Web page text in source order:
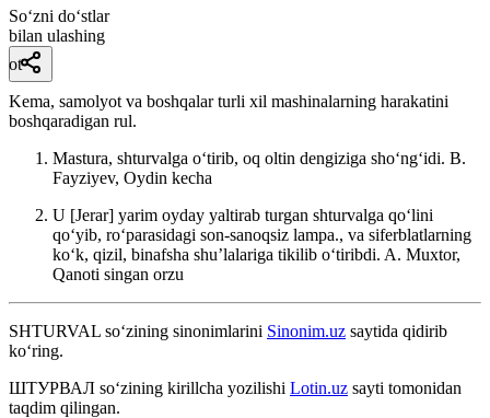
So‘zni do‘stlar
bilan ulashing
ot
Kema, samolyot va boshqalar turli xil mashinalarning harakatini
boshqaradigan rul.
Mastura, shturvalga oʻtirib, oq oltin dengiziga shoʻngʻidi. B.
Fayziyev, Oydin kecha
U [Jerar] yarim oyday yaltirab turgan shturvalga qoʻlini
qoʻyib, roʻparasidagi son-sanoqsiz lampa., va siferblatlarning
koʻk, qizil, binafsha shuʼlalariga tikilib oʻtiribdi. A. Muxtor,
Qanoti singan orzu
SHTURVAL so‘zining sinonimlarini Sinonim.uz saytida qidirib
ko‘ring.
ШТУРВАЛ so‘zining kirillcha yozilishi Lotin.uz sayti tomonidan
taqdim qilingan.